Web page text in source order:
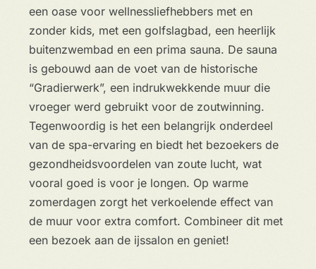
een oase voor wellnessliefhebbers met en
zonder kids, met een golfslagbad, een heerlijk
buitenzwembad en een prima sauna. De sauna
is gebouwd aan de voet van de historische
“Gradierwerk”, een indrukwekkende muur die
vroeger werd gebruikt voor de zoutwinning.
Tegenwoordig is het een belangrijk onderdeel
van de spa-ervaring en biedt het bezoekers de
gezondheidsvoordelen van zoute lucht, wat
vooral goed is voor je longen. Op warme
zomerdagen zorgt het verkoelende effect van
de muur voor extra comfort. Combineer dit met
een bezoek aan de ijssalon en geniet!